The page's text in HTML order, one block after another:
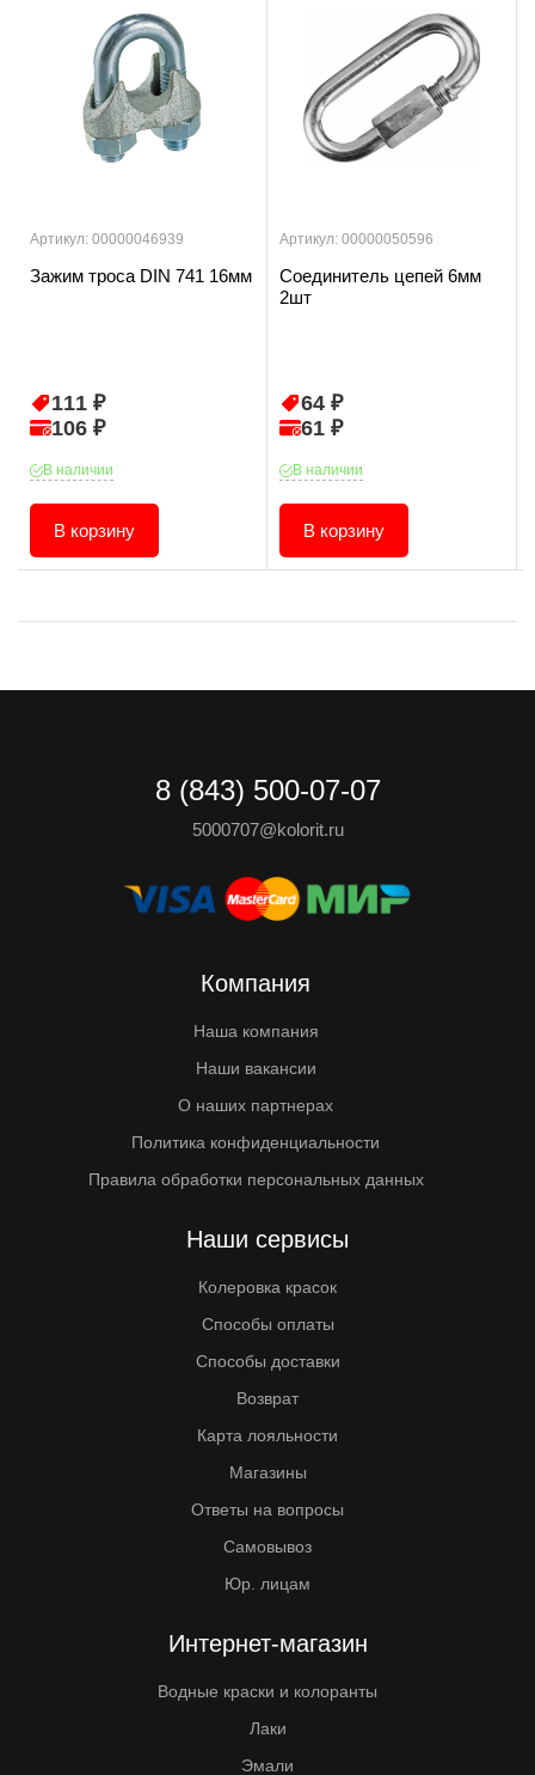
Артикул: 00000046939
Зажим троса DIN 741 16мм
111 ₽
106 ₽
В наличии
В корзину
Артикул: 00000050596
Соединитель цепей 6мм
2шт
64 ₽
61 ₽
В наличии
В корзину
8 (843) 500-07-07
5000707@kolorit.ru
Компания
Наша компания
Наши вакансии
О наших партнерах
Политика конфиденциальности
Правила обработки персональных данных
Наши сервисы
Колеровка красок
Способы оплаты
Способы доставки
Возврат
Карта лояльности
Магазины
Ответы на вопросы
Самовывоз
Юр. лицам
Интернет-магазин
Водные краски и колоранты
Лаки
Эмали